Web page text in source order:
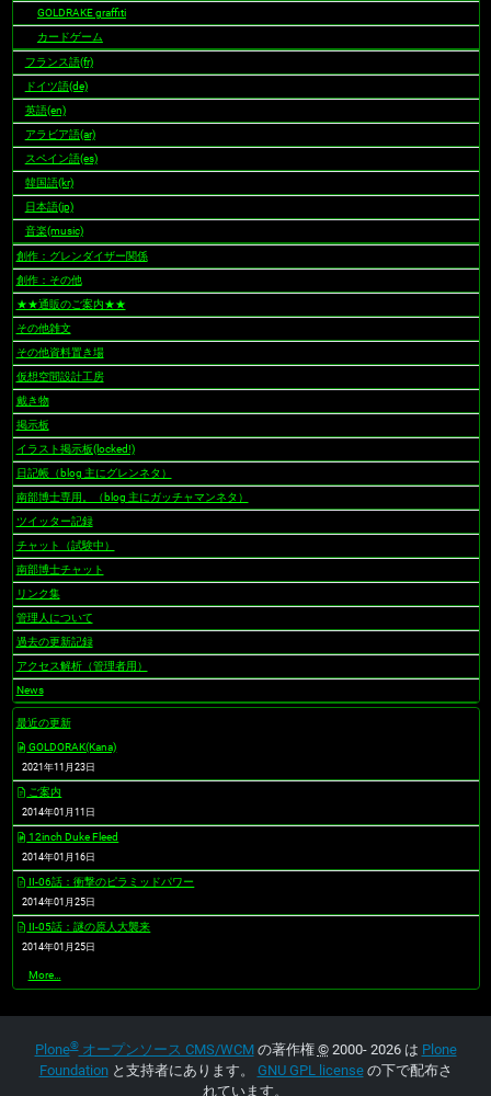
GOLDRAKE graffiti
カードゲーム
フランス語(fr)
ドイツ語(de)
英語(en)
アラビア語(ar)
スペイン語(es)
韓国語(kr)
日本語(jp)
音楽(music)
創作：グレンダイザー関係
創作：その他
★★通販のご案内★★
その他雑文
その他資料置き場
仮想空間設計工房
戴き物
掲示板
イラスト掲示板(locked!)
日記帳（blog 主にグレンネタ）
南部博士専用。（blog 主にガッチャマンネタ）
ツイッター記録
チャット（試験中）
南部博士チャット
リンク集
管理人について
過去の更新記録
アクセス解析（管理者用）
News
最近の更新
GOLDORAK(Kana)
2021年11月23日
ご案内
2014年01月11日
12inch Duke Fleed
2014年01月16日
II-06話：衝撃のピラミッドパワー
2014年01月25日
II-05話：謎の原人大襲来
2014年01月25日
最
更
More…
Plone®オープンソース CMS/WCMの著作権 ©2000- 2026 は Plone
Foundationと支持者にあります。 GNU GPL licenseの下で配布さ
れています。